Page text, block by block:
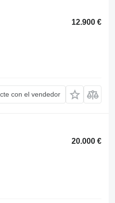
12.900 €
con el vendedor
20.000 €